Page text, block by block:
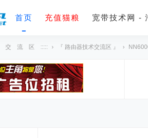
首页 充值猫粮 宽带技术网 -
交 流 区 ::::: › 『 路由器技术交流区 』 ›